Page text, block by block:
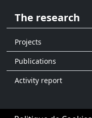
The research
Projects
Publications
Activity report